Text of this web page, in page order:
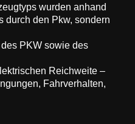
wurden anhand
durch den Pkw, sondern
PKW sowie des
Reichweite –
Fahrverhalten,